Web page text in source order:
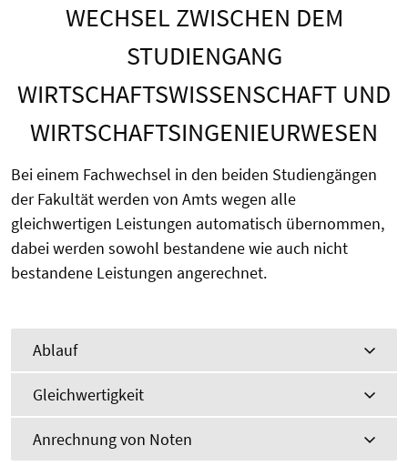
WECHSEL ZWISCHEN DEM
STUDIENGANG
WIRTSCHAFTSWISSENSCHAFT UND
WIRTSCHAFTSINGENIEURWESEN
Bei einem Fachwechsel in den beiden Studiengängen
der Fakultät werden von Amts wegen alle
gleichwertigen Leistungen automatisch übernommen,
dabei werden sowohl bestandene wie auch nicht
bestandene Leistungen angerechnet.
Ablauf
Gleichwertigkeit
Anrechnung von Noten